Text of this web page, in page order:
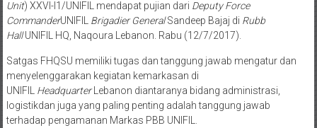
Satgas TNI Kontingen Garuda FHQSU (Force Headquarters Support
Unit) XXVI-I1/UNIFIL mendapat pujian dariDeputy Force
CommanderUNIFILBrigadier GeneralSandeep Bajaj di
Satgas FHQSU memiliki tugas dan tanggung jawab mengatur dan
menyelenggarakan kegiatan kemarkasan di
UNIFILHeadquarterLebanon diantaranya bidang administrasi,
logistikdan juga yang paling penting adalah tanggung jawab